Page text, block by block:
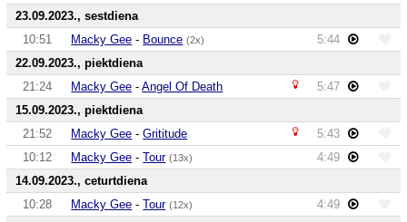
23.09.2023., sestdiena
10:51
Macky Gee - Bounce (2x)
5:44
22.09.2023., piektdiena
21:24
Macky Gee -Angel Of Death
5:47
15.09.2023., piektdiena
21:52
Macky Gee -Grititude
5:43
10:12
Macky Gee -Tour (13x)
4:49
14.09.2023., ceturtdiena
10:28
Macky Gee -Tour (12x)
4:49